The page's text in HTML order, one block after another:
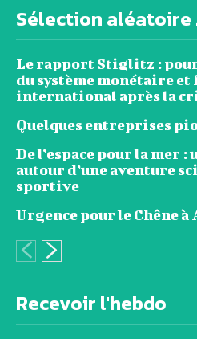
Sélection aléatoire
Le rapport Stiglitz :
du système monétaire
international après la
Quelques entreprises
De l’espace pour la mer
autour d’une aventure
sportive
Urgence pour le Chêne à
Recevoir l'hebdo